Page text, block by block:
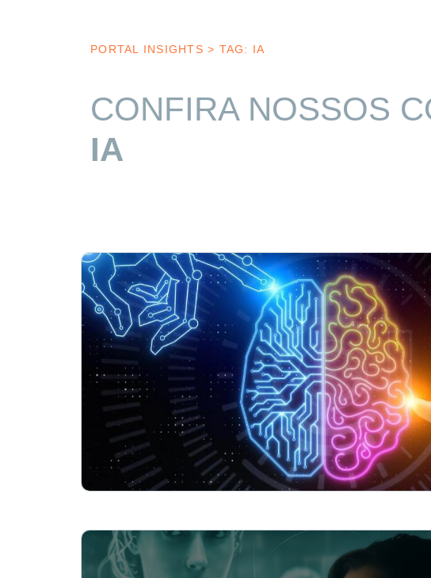
PORTAL INSIGHTS > TAG: IA
CONFIRA NOSSOS
IA